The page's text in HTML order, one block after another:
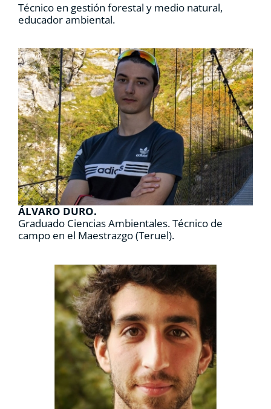
Técnico en gestión forestal y medio natural,
educador ambiental.
ÁLVARO DURO.
Graduado Ciencias Ambientales. Técnico de
campo en el Maestrazgo (Teruel).